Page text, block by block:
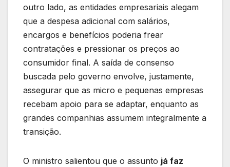
outro lado, as entidades empresariais alegam
que a despesa adicional com salários,
encargos e benefícios poderia frear
contratações e pressionar os preços ao
consumidor final. A saída de consenso
buscada pelo governo envolve, justamente,
assegurar que as micro e pequenas empresas
recebam apoio para se adaptar, enquanto as
grandes companhias assumem integralmente a
transição.
O ministro salientou que o assunto já faz